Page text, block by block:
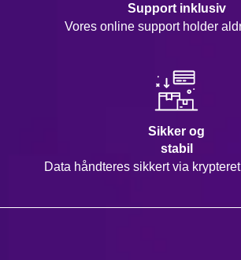
Support inklusiv
Vores online support holder
Sikker og
stabil
Data håndteres sikkert via